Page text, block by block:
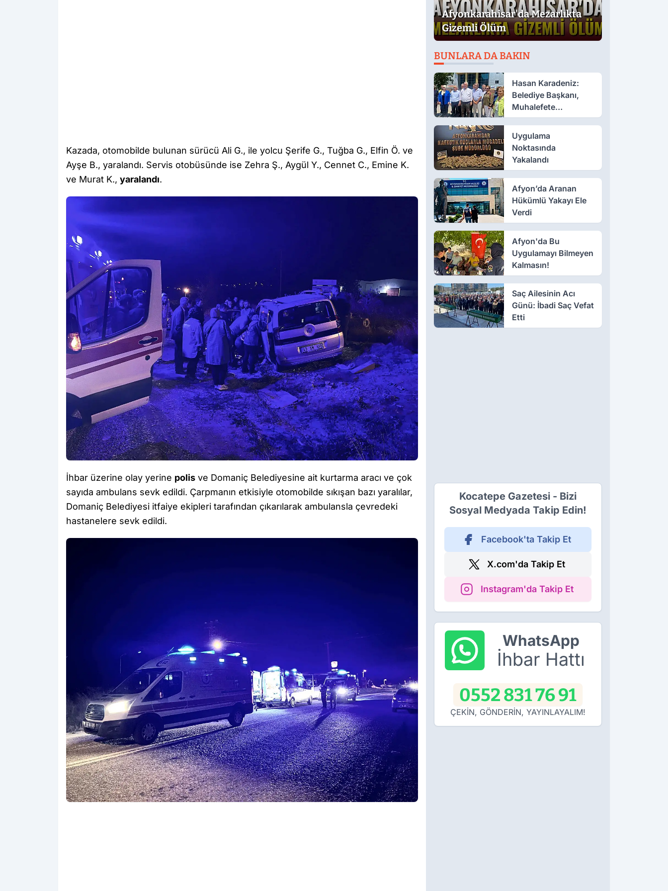
Kazada, otomobilde bulunan sürücü Ali G., ile yolcu Şerife G., Tuğba G., Elfin Ö. ve
Ayşe B., yaralandı. Servis otobüsünde ise Zehra Ş., Aygül Y., Cennet C., Emine K.
ve Murat K., yaralandı.
İhbar üzerine olay yerine polis ve Domaniç Belediyesine ait kurtarma aracı ve çok
sayıda ambulans sevk edildi. Çarpmanın etkisiyle otomobilde sıkışan bazı yaralılar,
Domaniç Belediyesi itfaiye ekipleri tarafından çıkarılarak ambulansla çevredeki
hastanelere sevk edildi.
Afyonkarahisar'da Mezarlıkta
Gizemli Ölüm
BUNLARA DA BAKIN
Hasan Karadeniz:
Belediye Başkanı,
Muhalefete
Tahammül Edemiyor
Uygulama
Noktasında
Yakalandı
Afyon’da Aranan
Hükümlü Yakayı Ele
Verdi
Afyon'da Bu
Uygulamayı Bilmeyen
Kalmasın!
Saç Ailesinin Acı
Günü: İbadi Saç Vefat
Etti
Kocatepe Gazetesi - Bizi
Sosyal Medyada Takip Edin!
Facebook'ta Takip Et
X.com'da Takip Et
Instagram'da Takip Et
WhatsApp
İhbar Hattı
0552 831 76 91
ÇEKİN, GÖNDERİN, YAYINLAYALIM!